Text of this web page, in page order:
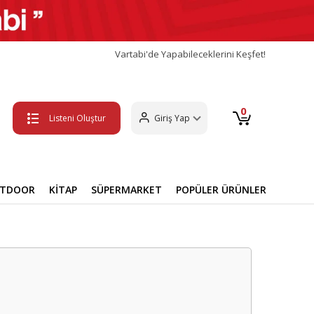
Vartabi'de Yapabileceklerini Keşfet!
Listeni Oluştur Giriş Yap 0
KİTAP SÜPERMARKET POPÜLER ÜRÜNLER